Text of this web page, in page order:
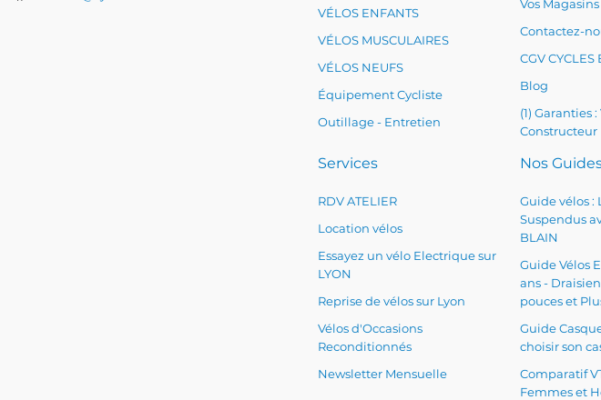
VÉLOS ENFANTS
VÉLOS MUSCULAIRES
VÉLOS NEUFS
Équipement Cycliste
Outillage - Entretien
Vos
Contactez-
CGV CYCLES
Blog
(1) Garanties
Constructeur
Services
RDV ATELIER
Location vélos
Essayez un vélo Electrique sur
LYON
Reprise de vélos sur Lyon
Vélos d'Occasions
Reconditionnés
Newsletter Mensuelle
Nos
Guide vélos :
Suspendus
BLAIN
Guide Vélos
ans -
pouces et
Guide
choisir son
Comparatif
Femmes et